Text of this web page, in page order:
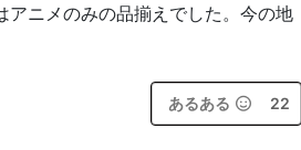
ニメのみの品揃えでした。今の地
あるある 22